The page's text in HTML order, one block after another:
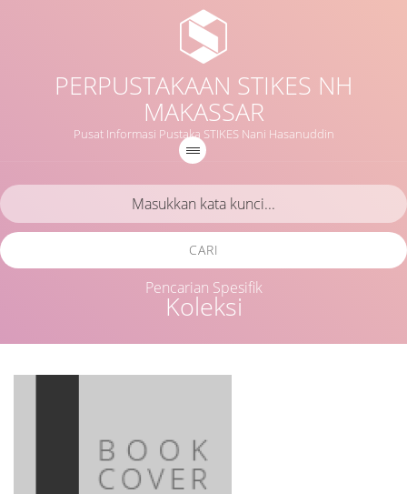
PERPUSTAKAAN STIKES NH
MAKASSAR
Pusat Informasi Pustaka STIKES Nani Hasanuddin
Koleksi
CARI
Pencarian Spesifik